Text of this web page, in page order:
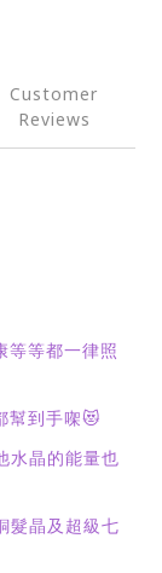
Customer
Reviews
等等都一律照
幫到手㗎😻
水晶的能量也
髮晶及超級七